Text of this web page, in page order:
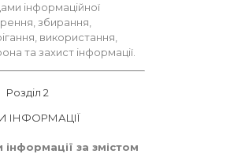
інформаційної
збирання,
використання,
та захист інформації.
Розділ 2
ІНФОРМАЦІЇ
за змістом